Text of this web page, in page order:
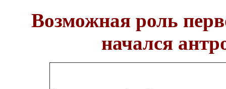
Возможная роль
начался